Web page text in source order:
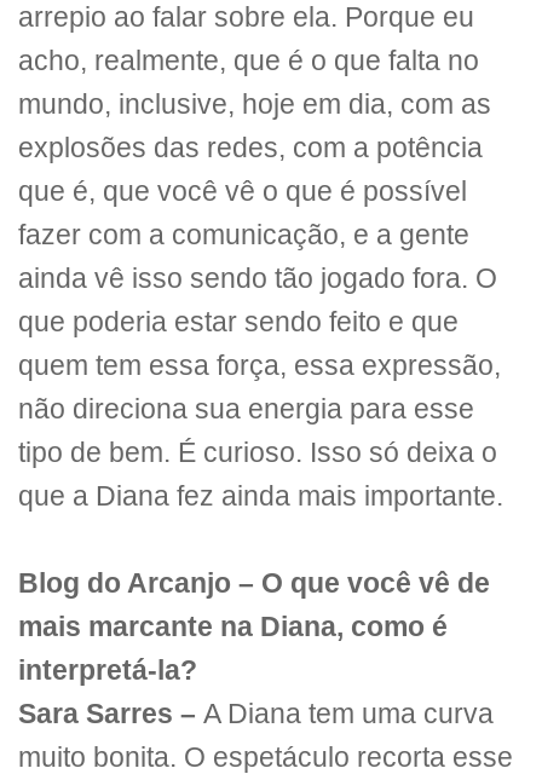
arrepio ao falar sobre ela. Porque eu
acho, realmente, que é o que falta no
mundo, inclusive, hoje em dia, com as
explosões das redes, com a potência
que é, que você vê o que é possível
fazer com a comunicação, e a gente
ainda vê isso sendo tão jogado fora. O
que poderia estar sendo feito e que
quem tem essa força, essa expressão,
não direciona sua energia para esse
tipo de bem. É curioso. Isso só deixa o
que a Diana fez ainda mais importante.
Blog do Arcanjo – O que você vê de
mais marcante na Diana, como é
interpretá-la?
Sara Sarres – A Diana tem uma curva
muito bonita. O espetáculo recorta esse